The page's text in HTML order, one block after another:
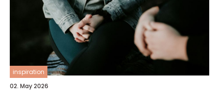
inspiration
02. May 2026